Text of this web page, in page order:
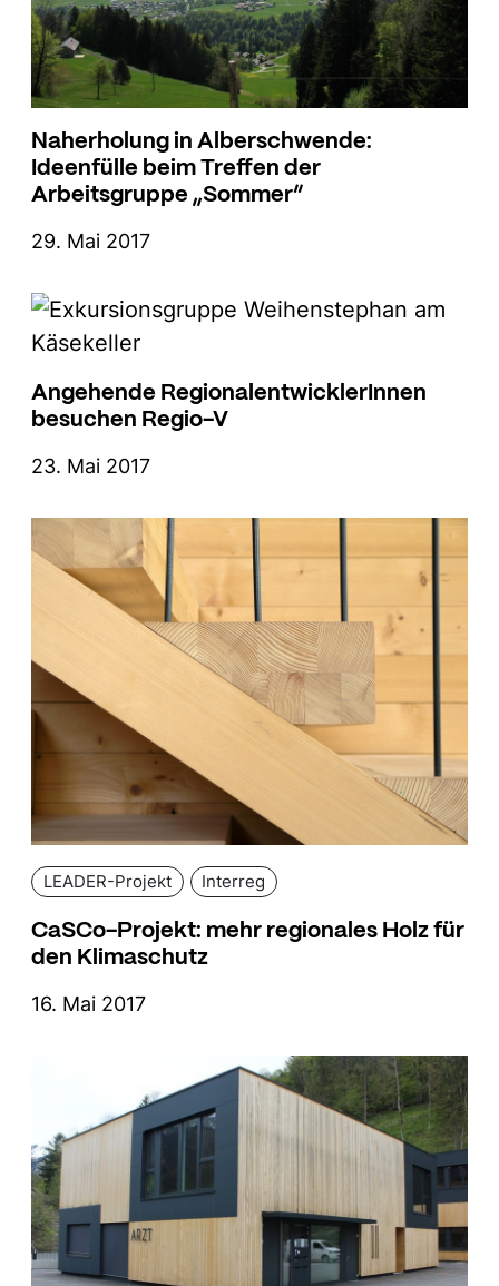
Naherholung in Alberschwende:
Ideenfülle beim Treffen der
Arbeitsgruppe „Sommer“
29. Mai 2017
Angehende RegionalentwicklerInnen
besuchen Regio-V
23. Mai 2017
LEADER-Projekt Interreg
CaSCo-Projekt: mehr regionales Holz für
den Klimaschutz
16. Mai 2017